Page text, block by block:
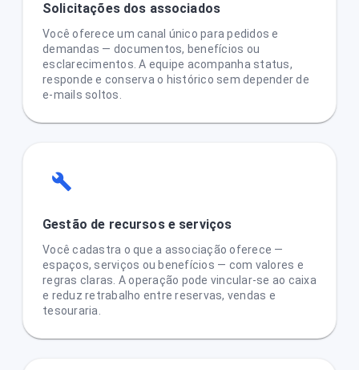
Solicitações dos associados
Você oferece um canal único para pedidos e
demandas — documentos, benefícios ou
esclarecimentos. A equipe acompanha status,
responde e conserva o histórico sem depender de
e-mails soltos.
Gestão de recursos e serviços
Você cadastra o que a associação oferece —
espaços, serviços ou benefícios — com valores e
regras claras. A operação pode vincular-se ao caixa
e reduz retrabalho entre reservas, vendas e
tesouraria.